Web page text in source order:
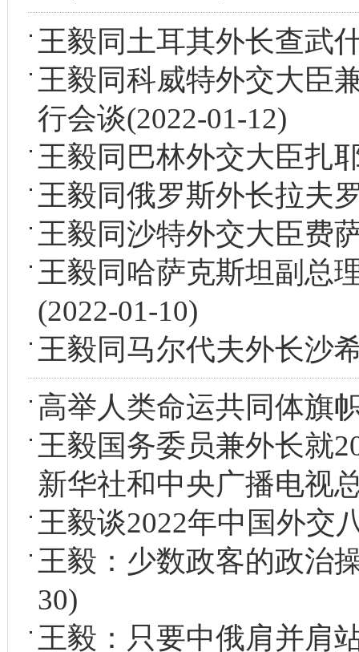
王毅同土耳其外长查武
王毅同科威特外交大臣
行会谈(2022-01-12)
王毅同巴林外交大臣扎
王毅同俄罗斯外长拉夫
王毅同沙特外交大臣费
王毅同哈萨克斯坦副总
(2022-01-10)
王毅同马尔代夫外长沙
高举人类命运共同体旗
王毅国务委员兼外长就
新华社和中央广播电视
王毅谈2022年中国外交
王毅：少数政客的政治
30)
王毅：只要中俄肩并肩